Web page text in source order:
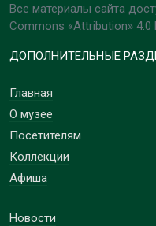
Все материалы сайта
Commons «Attribution» 4.0
ДОПОЛНИТЕЛЬНЫЕ
Главная
О музее
Посетителям
Коллекции
Афиша
Новости